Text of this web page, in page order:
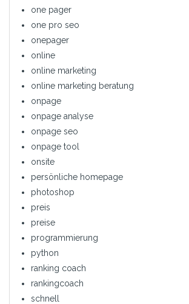
one pager
one pro seo
onepager
online
online marketing
online marketing beratung
onpage
onpage analyse
onpage seo
onpage tool
onsite
persönliche homepage
photoshop
preis
preise
programmierung
python
ranking coach
rankingcoach
schnell